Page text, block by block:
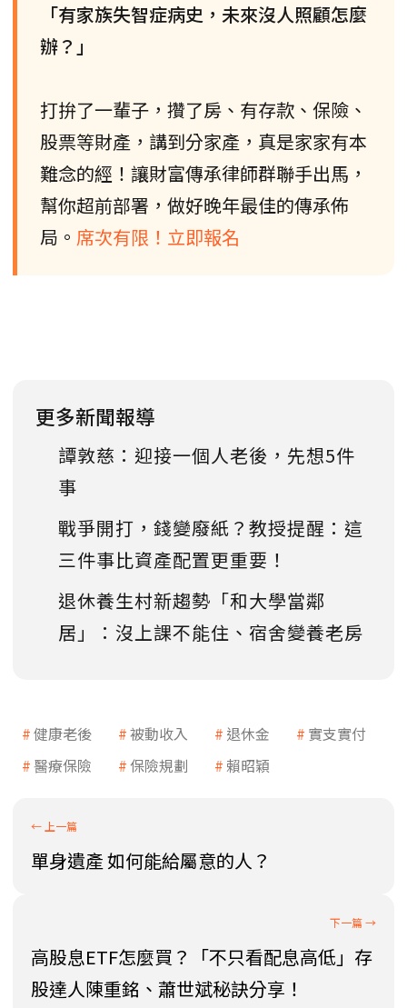
「有家族失智症病史，未來沒人照顧怎麼
辦？」
打拚了一輩子，攢了房、有存款、保險、
股票等財產，講到分家產，真是家家有本
難念的經！讓財富傳承律師群聯手出馬，
幫你超前部署，做好晚年最佳的傳承佈
局。 席次有限！立即報名
更多新聞報導
譚敦慈：迎接一個人老後，先想5件
事
戰爭開打，錢變廢紙？教授提醒：這
三件事比資產配置更重要！
退休養生村新趨勢「和大學當鄰
居」：沒上課不能住、宿舍變養老房
健康老後 被動收入 退休金
實支實付
醫療保險
保險規劃 賴昭穎
單身遺產 如何能給屬意的人？
高股息ETF怎麼買？「不只看配息高低」存
股達人陳重銘、蕭世斌秘訣分享！